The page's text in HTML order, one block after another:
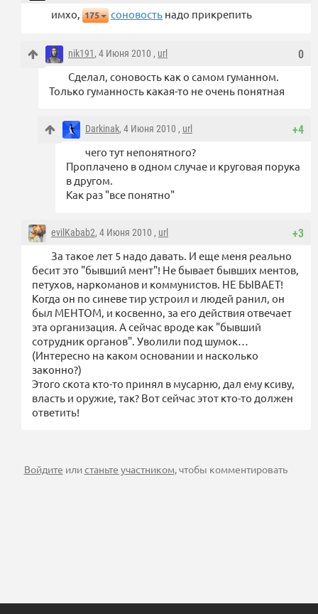
имхо, 175 соновость надо прикрепить
0
nik191, 4 Июня 2010 , url
Сделал, соновость как о самом гуманном.
Только гуманность какая-то не очень понятная
+4
Darkinak, 4 Июня 2010 , url
чего тут непонятного?
Проплачено в одном случае и круговая порука
в другом.
Как раз "все понятно"
+3
evilKabab2, 4 Июня 2010 , url
За такое лет 5 надо давать. И еще меня реально
бесит это "бывший мент"! Не бывает бывших ментов,
петухов, наркоманов и коммунистов. НЕ БЫВАЕТ!
Когда он по синеве тир устроил и людей ранил, он
был МЕНТОМ, и косвенно, за его действия отвечает
эта организация. А сейчас вроде как "бывший
сотрудник органов". Уволили под шумок…
(Интересно на каком основании и насколько
законно?)
Этого скота кто-то принял в мусарню, дал ему ксиву,
власть и оружие, так? Вот сейчас этот кто-то должен
ответить!
Войдите илистаньте участником, чтобы комментировать